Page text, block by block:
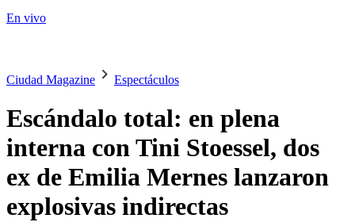
En vivo
Ciudad Magazine Espectáculos
Escándalo total: en plena
interna con Tini Stoessel, dos
ex de Emilia Mernes lanzaron
explosivas indirectas